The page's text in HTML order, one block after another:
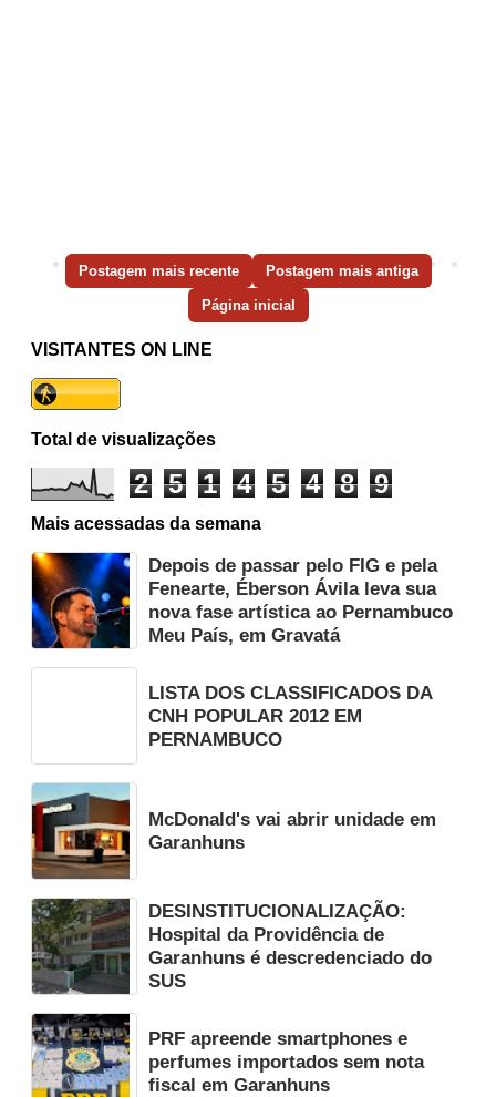
Postagem mais recente Postagem mais antiga
Página inicial
VISITANTES ON LINE
Total de visualizações
2 5 1 4 5 4 8 9
Mais acessadas da semana
Depois de passar pelo FIG e pela
Fenearte, Éberson Ávila leva sua
nova fase artística ao Pernambuco
Meu País, em Gravatá
LISTA DOS CLASSIFICADOS DA
CNH POPULAR 2012 EM
PERNAMBUCO
McDonald's vai abrir unidade em
Garanhuns
DESINSTITUCIONALIZAÇÃO:
Hospital da Providência de
Garanhuns é descredenciado do
SUS
PRF apreende smartphones e
perfumes importados sem nota
fiscal em Garanhuns